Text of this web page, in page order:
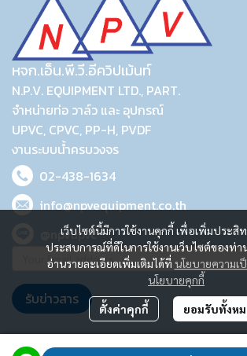
เว็บไซต์นี้มีการใช้งานคุกกี้ เพื่อเพิ่มประสิ
ประสบการณ์ที่ดีในการใช้งานเว็บไซต์ของท่า
อ่านรายละเอียดเพิ่มเติมได้ที่ นโยบายความเ
นโยบายคุกกี้
ตั้งค่าคุกกี้ ยอมรับทั้งห
หจก.เอ็น.พี.วี.อีควิปเม้นท์
N.P.V. EQUIPMENT LTD., PART.
จำหน่ายท่อ วาล์ว และ อุปกรณ์
UPVC, CPVC, PP-H, PVDF
งานระบบน้ำครบวงจร
02-438-1634
info@npvequipment.co.th
@npvupvc
รับข่าวสาร
2023 © N.P.V. EQUIPMENT LTD., PART.